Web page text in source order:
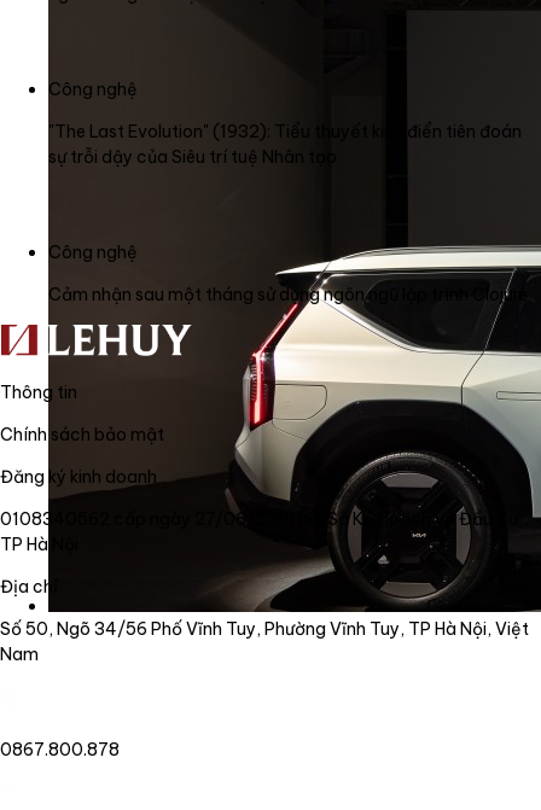
Công nghệ
"The Last Evolution" (1932): Tiểu thuyết kinh điển tiên đoán
sự trỗi dậy của Siêu trí tuệ Nhân tạo
Công nghệ
Cảm nhận sau một tháng sử dụng ngôn ngữ lập trình Clojure
Thông tin
Chính sách bảo mật
Đăng ký kinh doanh
0108340562 cấp ngày 27/06/2018 bởi Sở Kế Hoạch và Đầu Tư
TP Hà Nội
Địa chỉ
Số 50, Ngõ 34/56 Phố Vĩnh Tuy, Phường Vĩnh Tuy, TP Hà Nội, Việt
Nam
0867.800.878